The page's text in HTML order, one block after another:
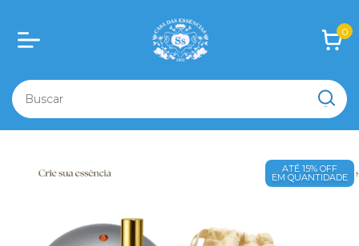
0
ATÉ 15% OFF
EM QUANTIDADE